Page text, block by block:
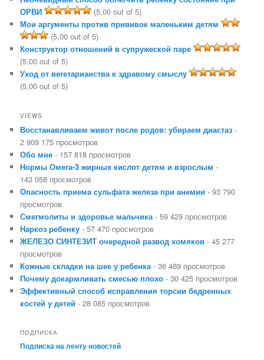
ОРВИ
(5,00 out of 5)
Мои аргументы против прививок маленьким детям
(5,00 out of 5)
Конструктор отношений в супружеской паре
(5,00 out of 5)
Уход от вегетарианства к здравому смыслу
(5,00 out of 5)
VIEWS
Восстанавливаем живот после родов: убираем диастаз -
2 909 175 просмотров
Обо мне - 157 818 просмотров
Нормы Омега-3 жирных кислот детям и взрослым -
143 058 просмотров
Опасность приема сульфата железа при анемии - 93 790
просмотров
Смегмолиты и здоровье мальчика- 59 429 просмотров
Наркоз ребенку - 57 470 просмотров
ЖЕЛЕЗО СИНТЕЗИТ очередной развод хомяков - 45 277
просмотров
Кожные складки на шее у ребенка- 36 469 просмотров
Почему докармливать смесью плохо - 30 425 просмотров
Эффективный способ исправления торсии бедренных
костей у детей - 28 085 просмотров
ПОДПИСКА
Подписка на ленту новостей